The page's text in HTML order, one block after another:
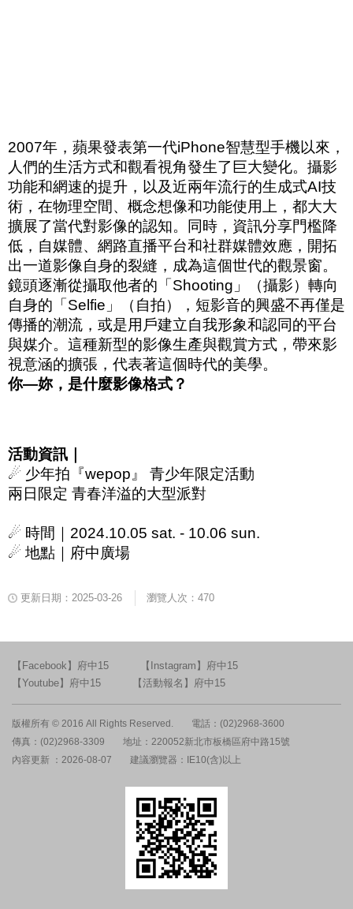
2007年，蘋果發表第一代iPhone智慧型手機以來，
人們的生活方式和觀看視角發生了巨大變化。攝影
功能和網速的提升，以及近兩年流行的生成式AI技
術，在物理空間、概念想像和功能使用上，都大大
擴展了當代對影像的認知。同時，資訊分享門檻降
低，自媒體、網路直播平台和社群媒體效應，開拓
出一道影像自身的裂縫，成為這個世代的觀景窗。
鏡頭逐漸從攝取他者的「Shooting 」（攝影）轉向
自身的「Selfie 」（自拍），短影音的興盛不再僅是
傳播的潮流，或是用戶建立自我形象和認同的平台
與媒介。這種新型的影像生產與觀賞方式，帶來影
視意涵的擴張，代表著這個時代的美學。
你—妳，是什麼影像格式？
活動資訊｜
☄ 少年拍『wepop 』 青少年限定活動
兩日限定 青春洋溢的大型派對
☄ 時間｜ 2024.10.05 sat. - 10.06 sun.
☄ 地點｜府中廣場
更新日期：2025-03-26 瀏覽人次：470
【Facebook】府中15
【Instagram】府中15
【Youtube】府中15
【活動報名】府中15
版權所有 © 2016 All Rights Reserved.
電話：(02)2968-3600
傳真：(02)2968-3309
地址：220052新北市板橋區府中路15號
內容更新 ：2026-08-07
建議瀏覽器：IE10(含)以上